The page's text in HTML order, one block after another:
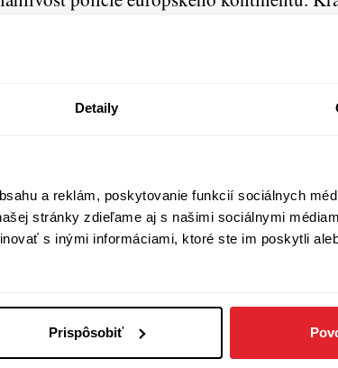
Detaily
a reklám, poskytovanie funkcií sociálnych
stránky zdieľame aj s našimi sociálnymi
s inými informáciami, ktoré ste im poskytli
Prispôsobiť
Telesné tresty, od akých Marlow
s komoditou. Európan v týchto končinách
Dozerá na neohrozenosť obchodu a
Do týchto štruktúr je verbované aj miestne
nad výsadou vládnuť si osvojuje
poslaní bol presvedčený aj
Charles Marlow kráča po stopách
sa zotrvať v zocelenej koži námorníka.